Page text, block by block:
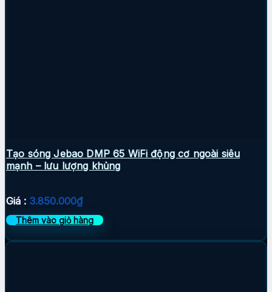
Tạo sóng Jebao DMP 65 WiFi động cơ ngoài siêu
mạnh – lưu lượng khủng
Giá : 3.850.000₫
Thêm vào giỏ hàng